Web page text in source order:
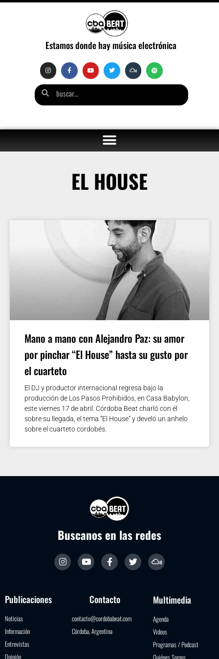
Estamos donde hay música electrónica
EL HOUSE
Mano a mano con Alejandro Paz: su amor
por pinchar “El House” hasta su gusto por
el cuarteto
El DJ y productor internacional regresa bajo la
producción de Los Pasos Prohibidos, en Casa Babylon,
este viernes 17 de abril. Córdoba Beat charló con él
sobre su llegada, el tema “El House” y develó un anhelo
sobre el cuarteto cordobés.
Buscanos en las redes
Publicaciones
Noticias
Información
Entrevistas
Opinión
Contacto
contacto@cordobabeat.com
Córdoba, Argentina
Multimedia
Agenda
Videos
Programas / Podcast
Quiénes Somos